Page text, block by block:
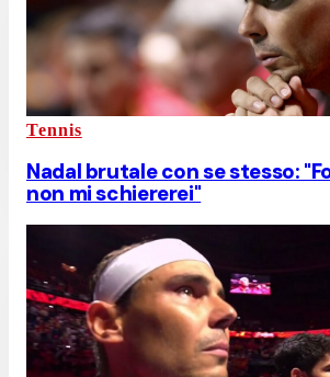
Tennis
Nadal brutale con se stesso:
non mi schiererei"